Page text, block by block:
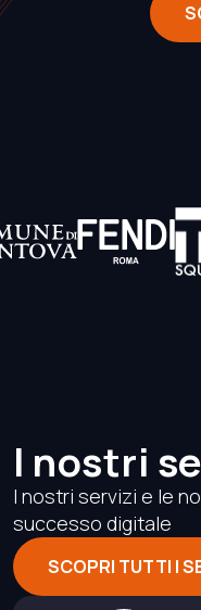
I nostri
I nostri servizi e le
successo digitale
SCOPRI TUTTI I